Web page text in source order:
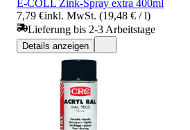
E-COLL Zink-Spray extra 400ml
7,79 €inkl. MwSt. (19,48 € / l)
Lieferung bis 2-3 Arbeitstage
Details anzeigen